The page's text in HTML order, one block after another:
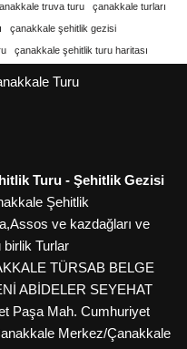
truva turu
çanakkale turları
çanakkale şehitlik gezisi
çanakkale şehitlik turu haritası
Turu
Turu - Şehitlik Gezisi
Şehitlik
ve kazdağları ve
Turlar
TÜRSAB BELGE
ABİDELER SEYEHAT
Paşa Mah. Cumhuriyet
Merkez/Çanakkale